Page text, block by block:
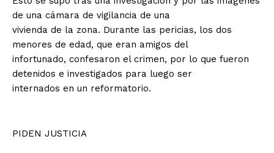
de una cámara de vigilancia de una
vivienda de la zona. Durante las pericias, los dos
menores de edad, que eran amigos del
infortunado, confesaron el crimen, por lo que fueron
detenidos e investigados para luego ser
internados en un reformatorio.
PIDEN JUSTICIA